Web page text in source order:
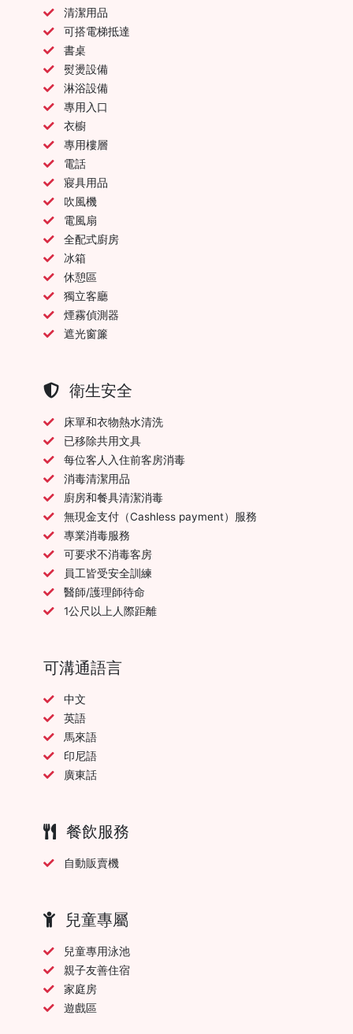
清潔用品
可搭電梯抵達
書桌
熨燙設備
淋浴設備
專用入口
衣櫥
專用樓層
電話
寢具用品
吹風機
電風扇
全配式廚房
冰箱
休憩區
獨立客廳
煙霧偵測器
遮光窗簾
衛生安全
床單和衣物熱水清洗
已移除共用文具
每位客人入住前客房消毒
消毒清潔用品
廚房和餐具清潔消毒
無現金支付（Cashless payment）服務
專業消毒服務
可要求不消毒客房
員工皆受安全訓練
醫師/護理師待命
1公尺以上人際距離
可溝通語言
中文
英語
馬來語
印尼語
廣東話
餐飲服務
自動販賣機
兒童專屬
兒童專用泳池
親子友善住宿
家庭房
遊戲區